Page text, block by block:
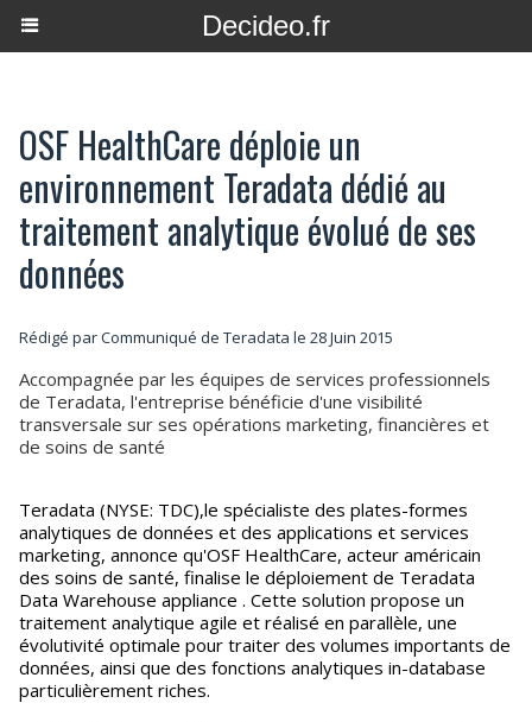
Decideo.fr
OSF HealthCare déploie un
environnement Teradata dédié au
traitement analytique évolué de ses
données
Rédigé par Communiqué de Teradata le 28 Juin 2015
Accompagnée par les équipes de services professionnels
de Teradata, l'entreprise bénéficie d'une visibilité
transversale sur ses opérations marketing, financières et
de soins de santé
Teradata (NYSE: TDC),le spécialiste des plates-formes
analytiques de données et des applications et services
marketing, annonce qu'OSF HealthCare, acteur américain
des soins de santé, finalise le déploiement de Teradata
Data Warehouse appliance . Cette solution propose un
traitement analytique agile et réalisé en parallèle, une
évolutivité optimale pour traiter des volumes importants de
données, ainsi que des fonctions analytiques in-database
particulièrement riches.